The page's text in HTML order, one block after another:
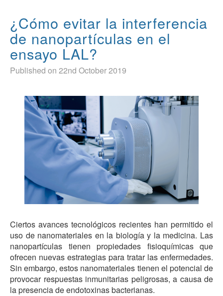
¿Cómo evitar la interferencia
de nanopartículas en el
ensayo LAL?
Published on 22nd October 2019
Ciertos avances tecnológicos recientes han permitido el
uso de nanomateriales en la biología y la medicina. Las
nanopartículas tienen propiedades fisioquímicas que
ofrecen nuevas estrategias para tratar las enfermedades.
Sin embargo, estos nanomateriales tienen el potencial de
provocar respuestas inmunitarias peligrosas, a causa de
la presencia de endotoxinas bacterianas.